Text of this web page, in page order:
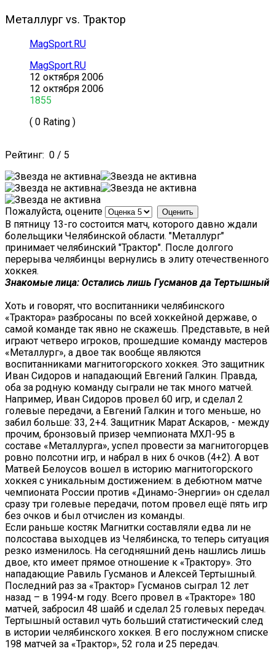
Металлург vs. Трактор
MagSport.RU
MagSport.RU
12 октября 2006
12 октября 2006
1855
( 0 Rating )
Рейтинг: 0 / 5
Пожалуйста, оцените
В пятницу 13-го состоится матч, которого давно ждали
болельщики Челябинской области. "Металлург"
принимает челябинский "Трактор". После долгого
перерыва челябинцы вернулись в элиту отечественного
хоккея.
Знакомые лица: Остались лишь Гусманов да Тертышный
Хоть и говорят, что воспитанники челябинского
«Трактора» разбросаны по всей хоккейной державе, о
самой команде так явно не скажешь. Представьте, в ней
играют четверо игроков, прошедшие команду мастеров
«Металлург», а двое так вообще являются
воспитанниками магнитогорского хоккея. Это защитник
Иван Сидоров и нападающий Евгений Галкин. Правда,
оба за родную команду сыграли не так много матчей.
Например, Иван Сидоров провел 60 игр, и сделал 2
голевые передачи, а Евгений Галкин и того меньше, но
забил больше: 33, 2+4. Защитник Марат Аскаров, - между
прочим, бронзовый призер чемпионата МХЛ-95 в
составе «Металлурга», успел провести за магнитогорцев
ровно полсотни игр, и набрал в них 6 очков (4+2). А вот
Матвей Белоусов вошел в историю магнитогорского
хоккея с уникальным достижением: в дебютном матче
чемпионата России против «Динамо-Энергии» он сделал
сразу три голевые передачи, потом провел ещё пять игр
без очков и был отчислен из команды.
Если раньше костяк Магнитки составляли едва ли не
полсостава выходцев из Челябинска, то теперь ситуация
резко изменилось. На сегодняшний день нашлись лишь
двое, кто имеет прямое отношение к «Трактору». Это
нападающие Равиль Гусманов и Алексей Тертышный.
Последний раз за «Трактор» Гусманов сыграл 12 лет
назад – в 1994-м году. Всего провел в «Тракторе» 180
матчей, забросил 48 шайб и сделал 25 голевых передач.
Тертышный оставил чуть больший статистический след
в истории челябинского хоккея. В его послужном списке
198 матчей за «Трактор», 52 гола и 25 передач.